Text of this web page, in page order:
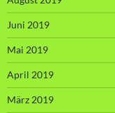
Juni 2019
Mai 2019
April 2019
März 2019